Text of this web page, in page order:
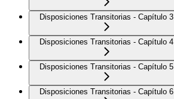
Disposiciones Transitorias - Capítulo 3
Disposiciones Transitorias - Capítulo 4
Disposiciones Transitorias - Capítulo 5
Disposiciones Transitorias - Capítulo 6